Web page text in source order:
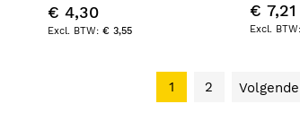
€ 4,30
€ 3,55
€ 7,21
1 2 Volgende